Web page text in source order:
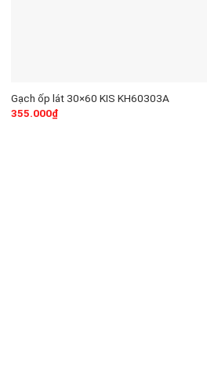
Gạch ốp lát 30×60 KIS KH60303A
355.000₫